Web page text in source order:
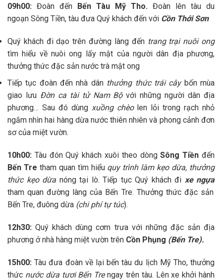
09h00: Đoàn đến Bến Tàu Mỹ Tho. Đoàn lên tàu du
ngoạn Sông Tiền, tàu đưa Quý khách đến với Cồn Thới Sơn
Quý khách đi dạo trên đường làng đến trang trại nuôi ong
tìm hiểu về nuôi ong lấy mật của người dân địa phương,
thưởng thức đặc sản nước trà mật ong
Tiếp tục đoàn đến nhà dân thưởng thức trái cây bốn mùa
giao lưu Đờn ca tài tử Nam Bộvới những người dân địa
phương… Sau đó dùng xuồng chèolen lỏi trong rạch nhỏ
ngắm nhìn hai hàng dừa nước thiên nhiên và phong cảnh đơn
sơ của miệt vườn.
10h00: Tàu đón Quý khách xuôi theo dòngSông Tiền đến
Bến Tre tham quan tìm hiểu quy trình làm kẹo dừa, thưởng
thức kẹo dừa nóng tại lò. Tiếp tục Quý khách đi xe ngựa
tham quan đường làng của Bến Tre. Thưởng thức đặc sản
Bến Tre, đuông dừa (chi phí tự túc).
12h30:Quý khách dùng cơm trưa với những đặc sản địa
phương ở nhà hàng miệt vườn trên Cồn Phụng (Bến Tre).
15h00:Tàu đưa đoàn về lại bến tàu du lịch Mỹ Tho, thưởng
thức nước dừa tươiBến Tre ngay trên tàu. Lên xe khởi hành